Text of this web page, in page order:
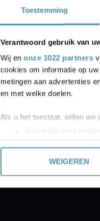
Toestemming
Verantwoord gebruik van
Wij en onze 1022 partners
cookies om informatie op
metingen aan advertenties
en met welke doelen.
Als u het toestaat, willen we
Informatie
Uw apparaat
toestemming op elk
We gebruiken cookies om
websiteverkeer te
WEIGEREN